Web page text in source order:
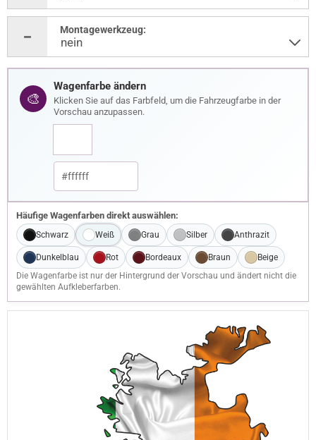
Montagewerkzeug:
🎨
Wagenfarbe ändern
Klicken Sie auf das Farbfeld, um die Fahrzeugfarbe in der
Vorschau anzupassen.
Häufige Wagenfarben direkt auswählen:
Schwarz Weiß Grau Silber Anthrazit
Dunkelblau Rot Bordeaux Braun
Beige
Die Wagenfarbe ist nur der Hintergrund der Vorschau und ändert nicht die
gewählten Aufkleberfarben.